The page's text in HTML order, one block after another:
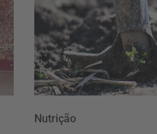
Nutrição